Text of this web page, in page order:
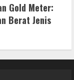
Gold Meter:
Berat Jenis